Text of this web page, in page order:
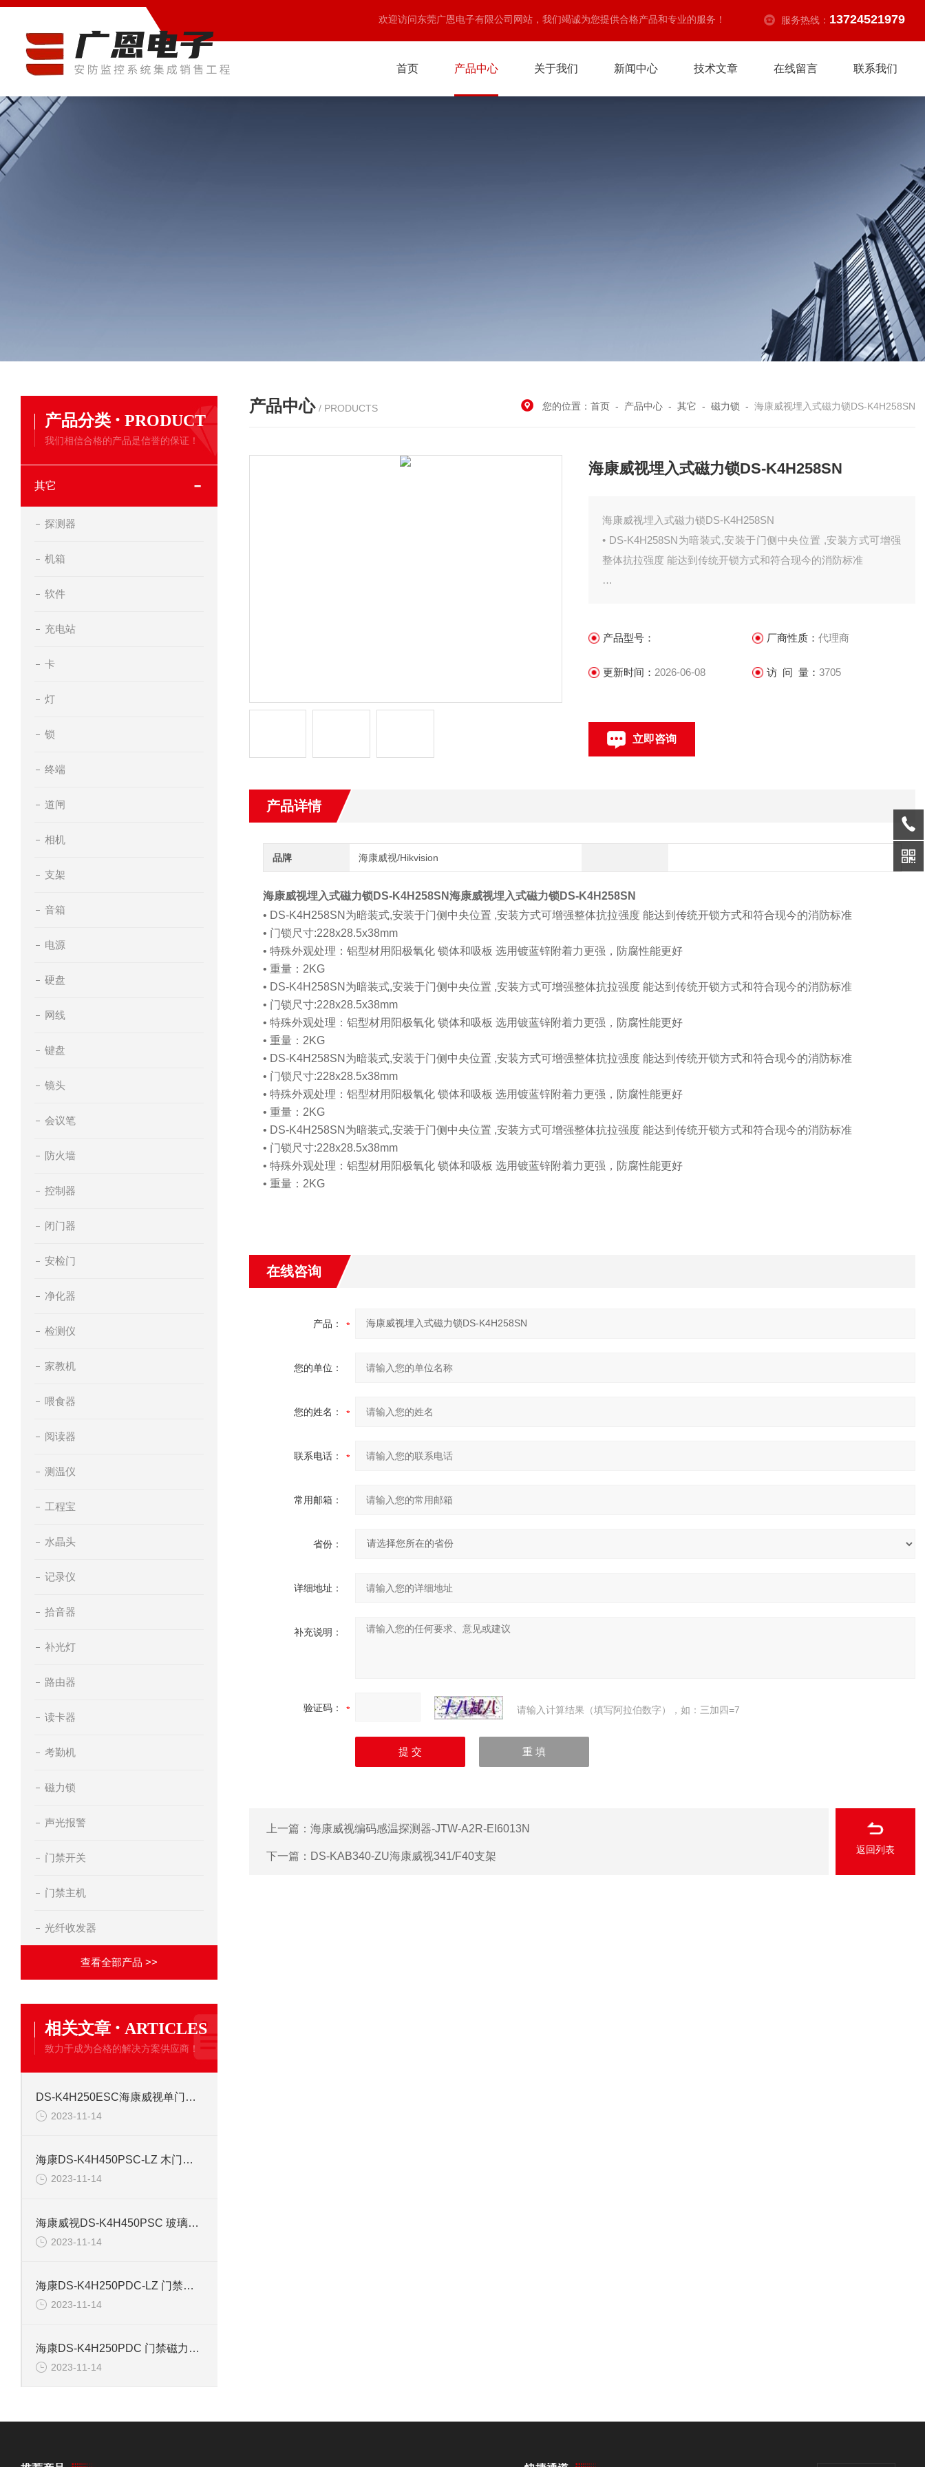
欢迎访问东莞广恩电子有限公司网站，我们竭诚为您提供合格产品和专业的服务！ 服务热线： 13724521979
首页 产品中心 关于我们 新闻中心 技术文章 在线留言 联系我们
产品分类 · PRODUCT
我们相信合格的产品是信誉的保证！
其它
探测器
机箱
软件
充电站
卡
灯
锁
终端
道闸
相机
支架
音箱
电源
硬盘
网线
键盘
镜头
会议笔
防火墙
控制器
闭门器
安检门
净化器
检测仪
家教机
喂食器
阅读器
测温仪
工程宝
水晶头
记录仪
拾音器
补光灯
路由器
读卡器
考勤机
磁力锁
声光报警
门禁开关
门禁主机
光纤收发器
查看全部产品 >>
相关文章 · ARTICLES
致力于成为合格的解决方案供应商！
DS-K4H250ESC海康威视单门门禁磁力锁
2023-11-14
海康DS-K4H450PSC-LZ 木门铁门玻璃门磁力锁
2023-11-14
海康威视DS-K4H450PSC 玻璃门木门单门磁力锁
2023-11-14
海康DS-K4H250PDC-LZ 门禁双门磁力锁
2023-11-14
海康DS-K4H250PDC 门禁磁力锁双门
2023-11-14
产品中心 / PRODUCTS 您的位置： 首页 - 产品中心 - 其它 - 磁力锁 - 海康威视埋入式磁力锁DS-K4H258SN
海康威视埋入式磁力锁DS-K4H258SN
海康威视埋入式磁力锁DS-K4H258SN
• DS-K4H258SN为暗装式,安装于门侧中央位置 ,安装方式可增强
整体抗拉强度 能达到传统开锁方式和符合现今的消防标准
• 特殊外观处理：铝型材用阳极氧化 锁体和吸板 选用镀蓝锌附着
产品型号： 厂商性质： 代理商
更新时间： 2026-06-08 访 问 量： 3705
立即咨询
产品详情
品牌 海康威视/Hikvision
海康威视埋入式磁力锁DS-K4H258SN海康威视埋入式磁力锁DS-K4H258SN
• DS-K4H258SN为暗装式,安装于门侧中央位置 ,安装方式可增强整体抗拉强度 能达到传统开锁方式和符合现今的消防标准
• 门锁尺寸:228x28.5x38mm
• 特殊外观处理：铝型材用阳极氧化 锁体和吸板 选用镀蓝锌附着力更强，防腐性能更好
• 重量：2KG
• DS-K4H258SN为暗装式,安装于门侧中央位置 ,安装方式可增强整体抗拉强度 能达到传统开锁方式和符合现今的消防标准
• 门锁尺寸:228x28.5x38mm
• 特殊外观处理：铝型材用阳极氧化 锁体和吸板 选用镀蓝锌附着力更强，防腐性能更好
• 重量：2KG
• DS-K4H258SN为暗装式,安装于门侧中央位置 ,安装方式可增强整体抗拉强度 能达到传统开锁方式和符合现今的消防标准
• 门锁尺寸:228x28.5x38mm
• 特殊外观处理：铝型材用阳极氧化 锁体和吸板 选用镀蓝锌附着力更强，防腐性能更好
• 重量：2KG
• DS-K4H258SN为暗装式,安装于门侧中央位置 ,安装方式可增强整体抗拉强度 能达到传统开锁方式和符合现今的消防标准
• 门锁尺寸:228x28.5x38mm
• 特殊外观处理：铝型材用阳极氧化 锁体和吸板 选用镀蓝锌附着力更强，防腐性能更好
• 重量：2KG
在线咨询
产品：
您的单位：
您的姓名：
联系电话：
常用邮箱：
省份：
详细地址：
补充说明：
验证码： 请输入计算结果（填写阿拉伯数字），如：三加四=7
上一篇： 海康威视编码感温探测器-JTW-A2R-EI6013N
下一篇： DS-KAB340-ZU海康威视341/F40支架
返回列表